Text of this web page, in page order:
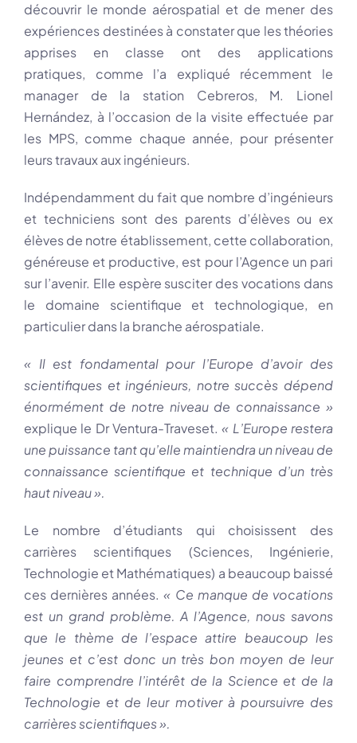
découvrir le monde aérospatial et de mener des
expériences destinées à constater que les théories
apprises en classe ont des applications
pratiques, comme l’a expliqué récemment le
manager de la station Cebreros, M. Lionel
Hernández, à l’occasion de la visite effectuée par
les MPS, comme chaque année, pour présenter
leurs travaux aux ingénieurs.
Indépendamment du fait que nombre d’ingénieurs
et techniciens sont des parents d’élèves ou ex
élèves de notre établissement, cette collaboration,
généreuse et productive, est pour l’Agence un pari
sur l’avenir. Elle espère susciter des vocations dans
le domaine scientifique et technologique, en
particulier dans la branche aérospatiale.
« Il est fondamental pour l’Europe d’avoir des
scientifiques et ingénieurs, notre succès dépend
énormément de notre niveau de connaissance »
explique le Dr Ventura-Traveset.« L’Europe restera
une puissance tant qu’elle maintiendra un niveau de
connaissance scientifique et technique d’un très
haut niveau ».
Le nombre d’étudiants qui choisissent des
carrières scientifiques (Sciences, Ingénierie,
Technologie et Mathématiques) a beaucoup baissé
ces dernières années.« Ce manque de vocations
est un grand problème. A l’Agence, nous savons
que le thème de l’espace attire beaucoup les
jeunes et c’est donc un très bon moyen de leur
faire comprendre l’intérêt de la Science et de la
Technologie et de leur motiver à poursuivre des
carrières scientifiques ».